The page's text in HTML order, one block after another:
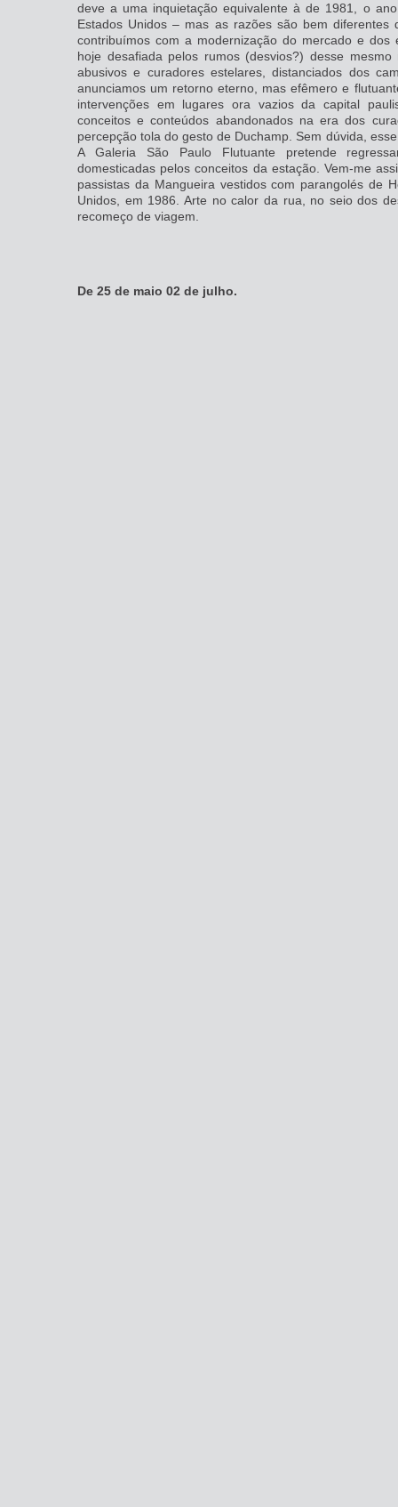
deve a uma inquietação equivalente à de 1981, o
Estados Unidos – mas as razões são bem diferentes
contribuímos com a modernização do mercado e dos
hoje desafiada pelos rumos (desvios?) desse
abusivos e curadores estelares, distanciados dos
anunciamos um retorno eterno, mas efêmero e
intervenções em lugares ora vazios da capital
conceitos e conteúdos abandonados na era dos
percepção tola do gesto de Duchamp. Sem dúvida,
A Galeria São Paulo Flutuante pretende
domesticadas pelos conceitos da estação. Vem-me
passistas da Mangueira vestidos com parangolés de
Unidos, em 1986. Arte no calor da rua, no seio dos
recomeço de viagem.
De 25 de maio 02 de julho.